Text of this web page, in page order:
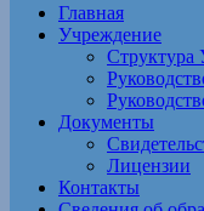
Главная
Учреждение
Структура
Документы
Лицензии
Контакты